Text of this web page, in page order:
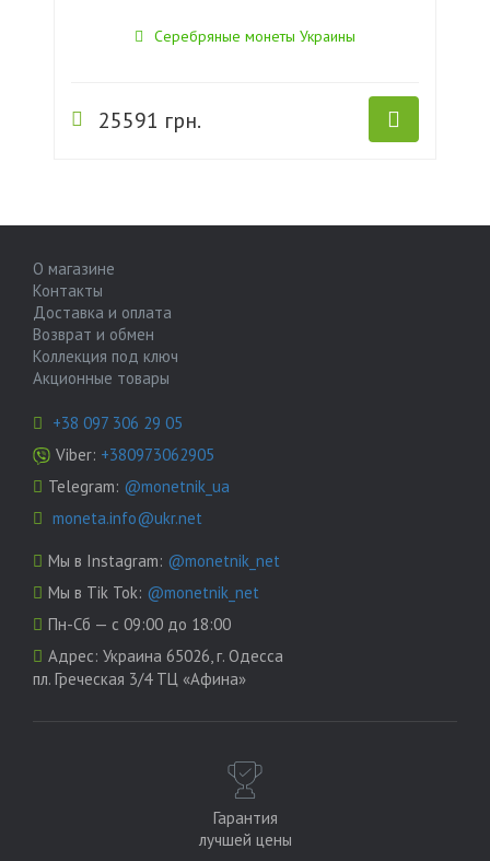
Серебряные монеты Украины
25591 грн.
О магазине
Контакты
Доставка и оплата
Возврат и обмен
Коллекция под ключ
Акционные товары
+38 097 306 29 05
Viber: +380973062905
Telegram: @monetnik_ua
moneta.info@ukr.net
Мы в Instagram: @monetnik_net
Мы в Tik Tok: @monetnik_net
Пн-Сб — с 09:00 до 18:00
Адрес: Украина 65026, г. Одесса
пл. Греческая 3/4 ТЦ «Афина»
Гарантия
лучшей цены